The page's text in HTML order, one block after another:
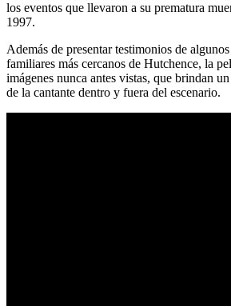
los eventos que llevaron a su prematura
1997.
Además de presentar testimonios de
familiares más cercanos de Hutchence, la
imágenes nunca antes vistas, que brindan
de la cantante dentro y fuera del escenario.